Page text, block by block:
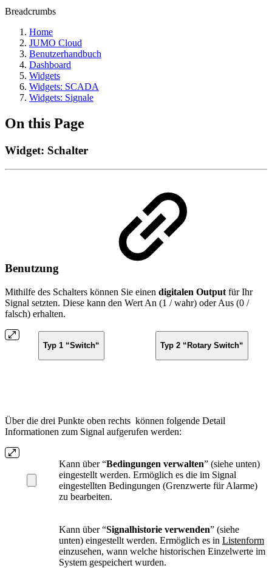
Breadcrumbs
Home
JUMO Cloud
Benutzerhandbuch
Dashboard
Widgets
Widgets: SCADA
Widgets: Signale
On this Page
Widget: Schalter
Benutzung
Mithilfe des Schalters können Sie einen digitalen Output für Ihr
Signal setzten. Diese kann den Wert An (1 / wahr) oder Aus (0 /
falsch) erhalten.
Typ 1 “Switch“ Typ 2 “Rotary Switch“
Über die drei Punkte oben rechts können folgende Detail
Informationen zum Signal aufgerufen werden:
Kann über “Bedingungen verwalten” (siehe unten)
eingestellt werden. Ermöglich es die im Signal
eingestellten Bedingungen (Grenzwerte für Alarme)
zu bearbeiten.
Kann über “Signalhistorie verwenden” (siehe
unten) eingestellt werden. Ermöglich es in Listenform
einzusehen, wann welche historischen Einzelwerte im
System gespeichert wurden.